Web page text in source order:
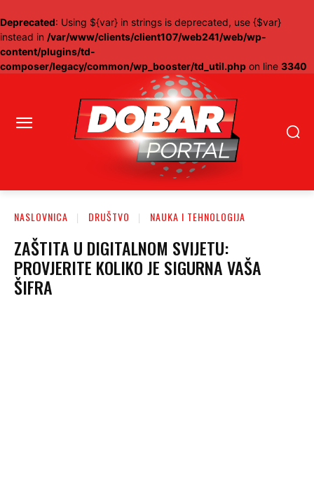
Deprecated: Using ${var} in strings is deprecated, use {$var}
instead in /var/www/clients/client107/web241/web/wp-
content/plugins/td-
composer/legacy/common/wp_booster/td_util.php on line 3340
NASLOVNICA DRUŠTVO NAUKA I TEHNOLOGIJA
ZAŠTITA U DIGITALNOM SVIJETU:
PROVJERITE KOLIKO JE SIGURNA VAŠA
ŠIFRA